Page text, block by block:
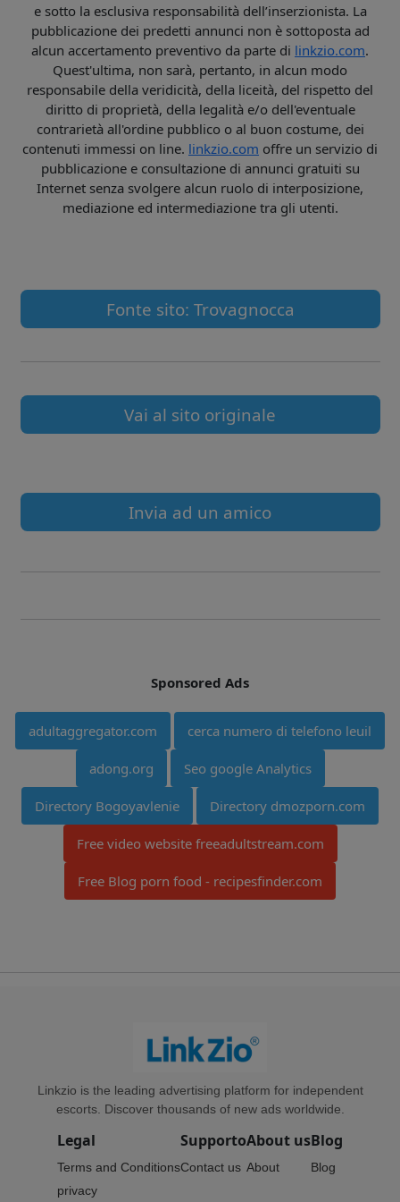
e sotto la esclusiva responsabilità dell’inserzionista. La
pubblicazione dei predetti annunci non è sottoposta ad
alcun accertamento preventivo da parte di linkzio.com.
Quest'ultima, non sarà, pertanto, in alcun modo
responsabile della veridicità, della liceità, del rispetto del
diritto di proprietà, della legalità e/o dell'eventuale
contrarietà all'ordine pubblico o al buon costume, dei
contenuti immessi on line. linkzio.com offre un servizio di
pubblicazione e consultazione di annunci gratuiti su
Internet senza svolgere alcun ruolo di interposizione,
mediazione ed intermediazione tra gli utenti.
Fonte sito: Trovagnocca
Vai al sito originale
Invia ad un amico
Sponsored Ads
adultaggregator.com cerca numero di telefono leuil
adong.org Seo google Analytics
Directory Bogoyavlenie Directory dmozporn.com
Free video website freeadultstream.com
Free Blog porn food - recipesfinder.com
Linkzio is the leading advertising platform for independent
escorts. Discover thousands of new ads worldwide.
Legal
Terms and Conditions
privacy
Supporto
Contact us
About us
About
Blog
Blog